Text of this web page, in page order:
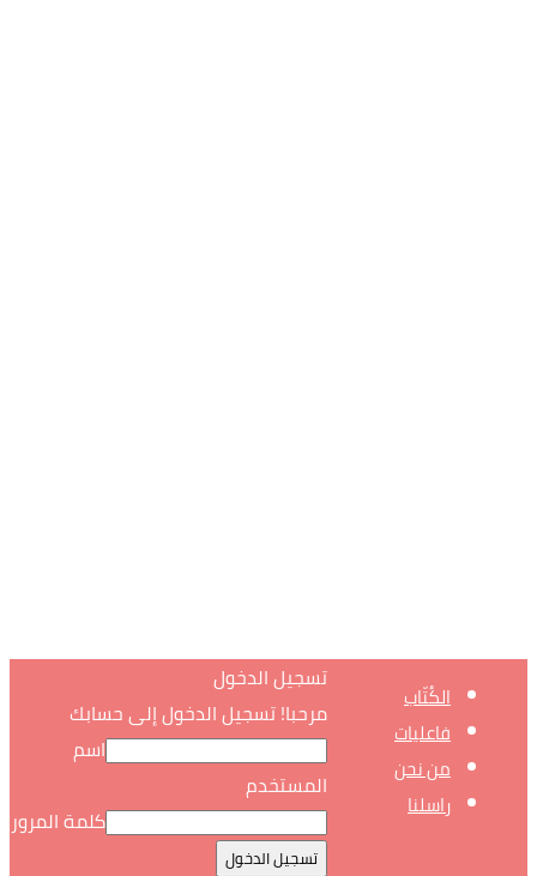
الكُتّاب
فاعليات
من نحن
راسلنا
تسجيل الدخول
مرحبا! تسجيل الدخول إلى حسابك
اسم
المستخدم
كلمة المرور